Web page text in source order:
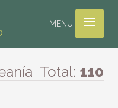
≡
MENU
Total: 110